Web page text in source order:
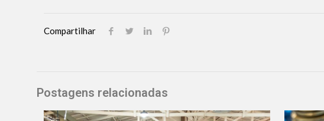
Compartilhar
Postagens relacionadas